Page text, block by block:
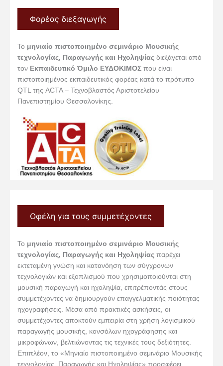
Φορέας διεξαγωγής
Το μηνιαίο πιστοποιημένο σεμινάριο Μουσικής
τεχνολογίας, Παραγωγής και Ηχοληψίας διεξάγεται από
τον Εκπαιδευτικό Όμιλο ΕΥΔΟΚΙΜΟΣ που είναι
πιστοποιημένος εκπαιδευτικός φορέας κατά το πρότυπο
QTL της ACTA – Τεχνοβλαστός Αριστοτελείου
Πανεπιστημίου Θεσσαλονίκης.
Οφέλη για τους συμμετέχοντες
Το μηνιαίο πιστοποιημένο σεμινάριο Μουσικής
τεχνολογίας, Παραγωγής και Ηχοληψίας παρέχει
εκτεταμένη γνώση και κατανόηση των σύγχρονων
τεχνολογιών και εξοπλισμού που χρησιμοποιούνται στη
μουσική παραγωγή και ηχοληψία, επιτρέποντάς στους
συμμετέχοντες να δημιουργούν επαγγελματικής ποιότητας
ηχογραφήσεις. Μέσα από πρακτικές ασκήσεις, οι
συμμετέχοντες αποκτούν εμπειρία στη χρήση λογισμικού
παραγωγής μουσικής, κονσόλων ηχογράφησης και
μικροφώνων, βελτιώνοντας τις τεχνικές τους δεξιότητες.
Επιπλέον, το «Μηνιαίο πιστοποιημένο σεμινάριο Μουσικής
τεχνολογίας, Παραγωγής και Ηχοληψίας» προσφέρει